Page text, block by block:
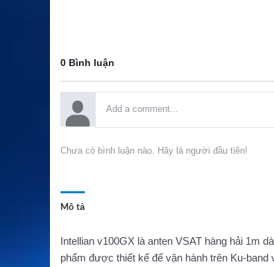
0 Bình luận
Chưa có bình luận nào. Hãy là người đầu tiên!
Mô tả
Intellian v100GX là anten VSAT hàng hải 1m
phẩm được thiết kế để vận hành trên Ku-